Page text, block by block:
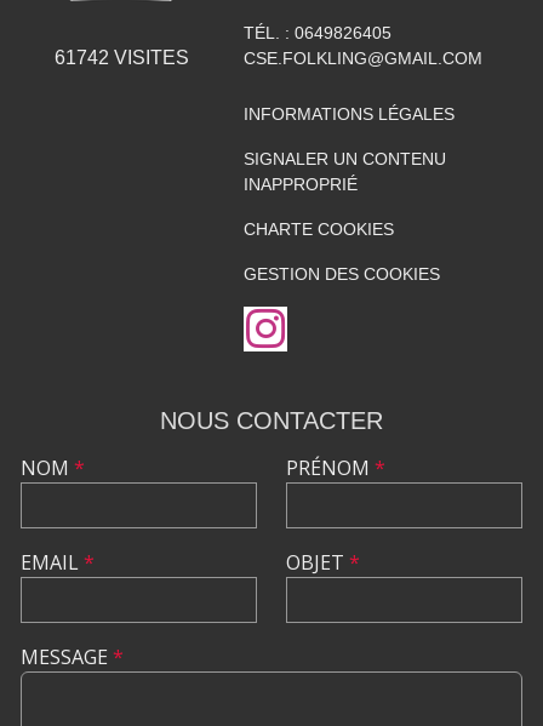
61742 VISITES
TÉL. : 0649826405
CSE.FOLKLING@GMAIL.COM
INFORMATIONS LÉGALES
SIGNALER UN CONTENU
INAPPROPRIÉ
CHARTE COOKIES
GESTION DES COOKIES
NOUS CONTACTER
NOM *
EMAIL*
PRÉNOM *
OBJET *
MESSAGE *